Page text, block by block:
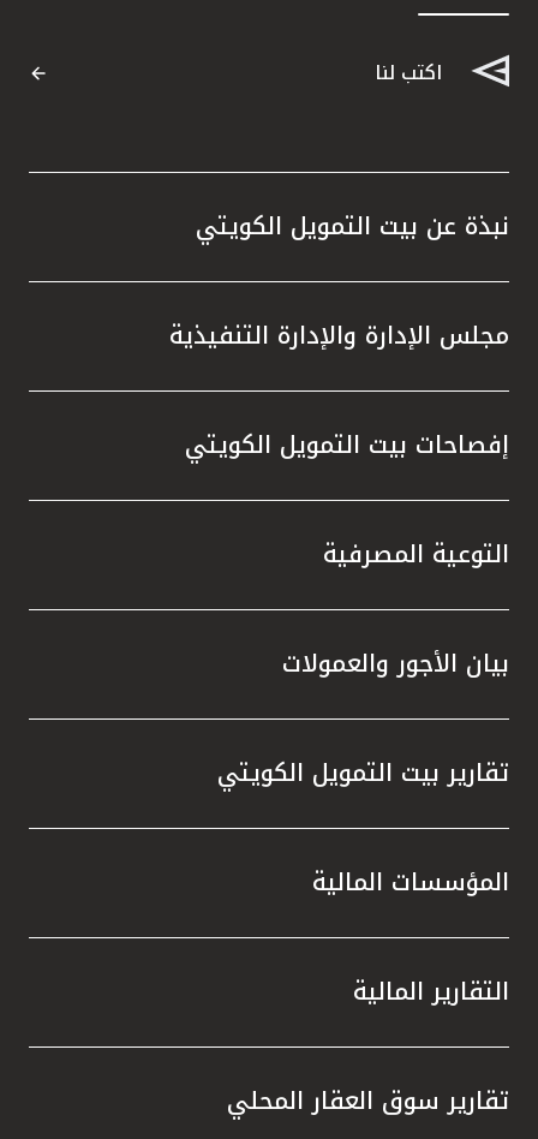
خدمات ما بعد البيع
اتصل بنا
مواقع الفروع وأجهزة الصرف الآلي
ألمانيا
تركيا
مصر
المملكة المتحدة
اكتب لنا
نبذة عن بيت التمويل الكويتي
مجلس الإدارة والإدارة التنفيذية
إفصاحات بيت التمويل الكويتي
التوعية المصرفية
بيان الأجور والعمولات
تقارير بيت التمويل الكويتي
المؤسسات المالية
التقارير المالية
تقارير سوق العقار المحلي